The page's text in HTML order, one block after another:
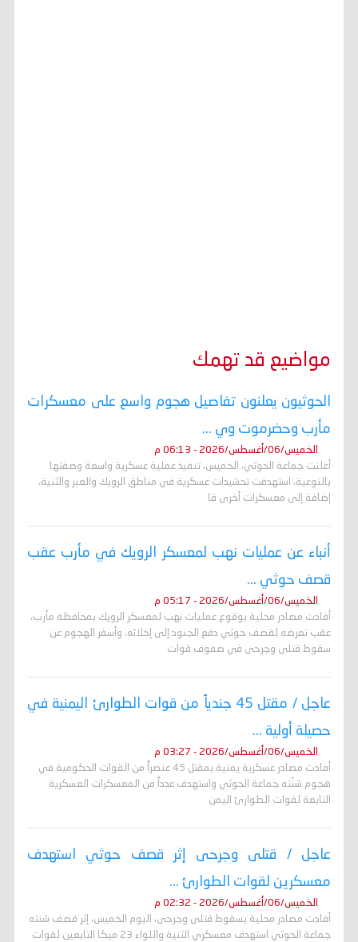
مواضيع قد تهمك
الحوثيون يعلنون تفاصيل هجوم واسع على معسكرات
مأرب وحضرموت وي ...
الخميس/06/أغسطس/2026 - 06:13 م
أعلنت جماعة الحوثي، الخميس، تنفيذ عملية عسكرية واسعة وصفتها
بالنوعية، استهدفت تحشيدات عسكرية في مناطق الرويك والعبر والثنية،
إضافة إلى معسكرات أخرى قا
أنباء عن عمليات نهب لمعسكر الرويك في مأرب عقب
قصف حوثي ...
الخميس/06/أغسطس/2026 - 05:17 م
أفادت مصادر محلية بوقوع عمليات نهب لمعسكر الرويك بمحافظة مأرب،
عقب تعرضه لقصف حوثي دفع الجنود إلى إخلائه، وأسفر الهجوم عن
سقوط قتلى وجرحى في صفوف قوات
عاجل / مقتل 45 جندياً من قوات الطوارئ اليمنية في
حصيلة أولية ...
الخميس/06/أغسطس/2026 - 03:27 م
أفادت مصادر عسكرية يمنية بمقتل 45 عنصراً من القوات الحكومية في
هجوم شنّته جماعة الحوثي واستهدف عدداً من المعسكرات العسكرية
التابعة لقوات الطوارئ اليمن
عاجل / قتلى وجرحى إثر قصف حوثي استهدف
معسكرين لقوات الطوارئ ...
الخميس/06/أغسطس/2026 - 02:32 م
أفادت مصادر محلية بسقوط قتلى وجرحى، اليوم الخميس، إثر قصف شنته
جماعة الحوثي استهدف معسكري الثنية واللواء 23 ميكا التابعين لقوات